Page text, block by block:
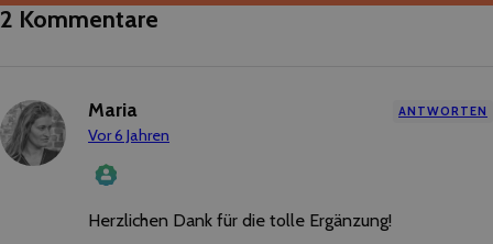
2 Kommentare
Maria
Vor 6 Jahren
ANTWORTEN
Das „Echte-Person“-Abzeichen!
Herzlichen Dank für die tolle Ergänzung!